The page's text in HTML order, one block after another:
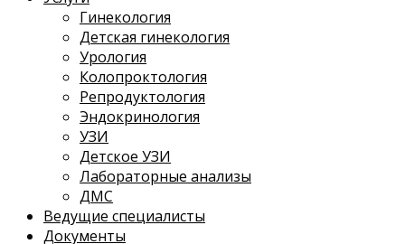
Гинекология
Детская гинекология
Урология
Колопроктология
Репродуктология
Эндокринология
УЗИ
Детское УЗИ
Лабораторные анализы
ДМС
Ведущие специалисты
Документы